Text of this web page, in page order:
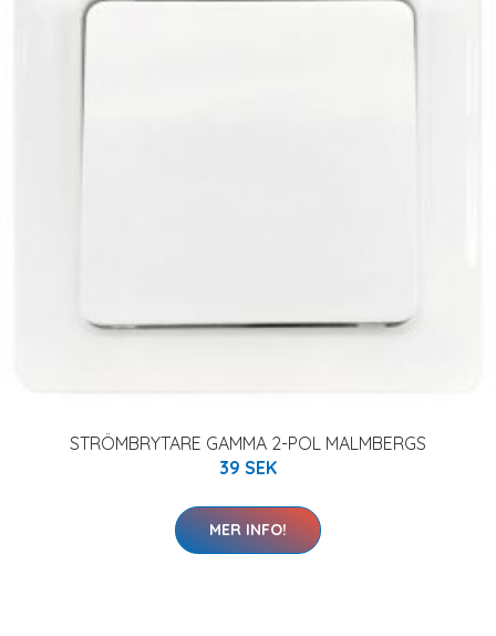
STRÖMBRYTARE GAMMA 2-POL MALMBERGS
39 SEK
MER INFO!